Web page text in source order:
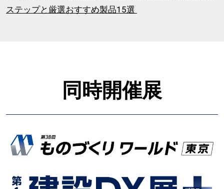
ステップと厳選おすすめ製品15選
同時開催展